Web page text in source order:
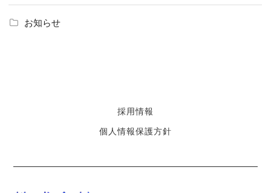
お知らせ
採用情報
個人情報保護方針